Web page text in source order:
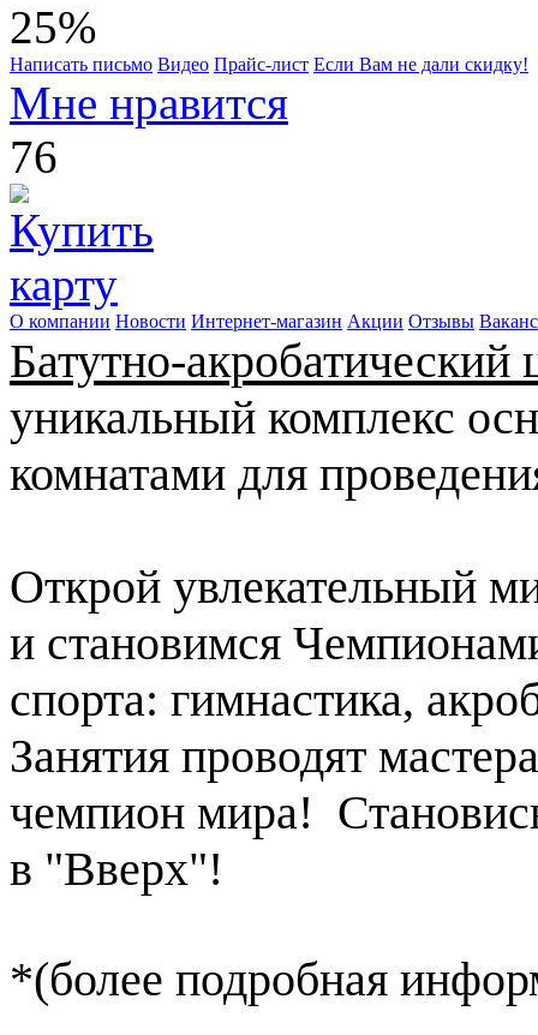
25%
Написать письмо Видео Прайс-лист Если Вам не дали скидку!
Мне нравится
76
О компании Новости Интернет-магазин Акции Отзывы
Батутно-
уникальный комплекс
комнатами для
Открой увлекательный
и становимся
спорта: гимнастика,
Занятия проводят
чемпион мира!
в "Вверх"!
*(более подробная